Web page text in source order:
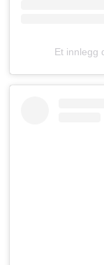
Et innlegg